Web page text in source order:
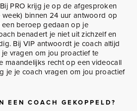
PRO krijg je op de afgesproken
binnen 24 uur antwoord op
beroep gedaan op je
benadert je niet uit zichzelf en
Bij VIP antwoordt je coach altijd
vragen om jou proactief te
maandelijks recht op een videocall
je je coach vragen om jou proactief
EEN COACH GEKOPPELD?